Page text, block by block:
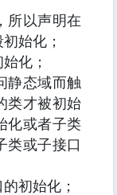
所以声明在
始化；
化；
静态域而触
类才被初始
化或者子类
类或子接口
初始化；